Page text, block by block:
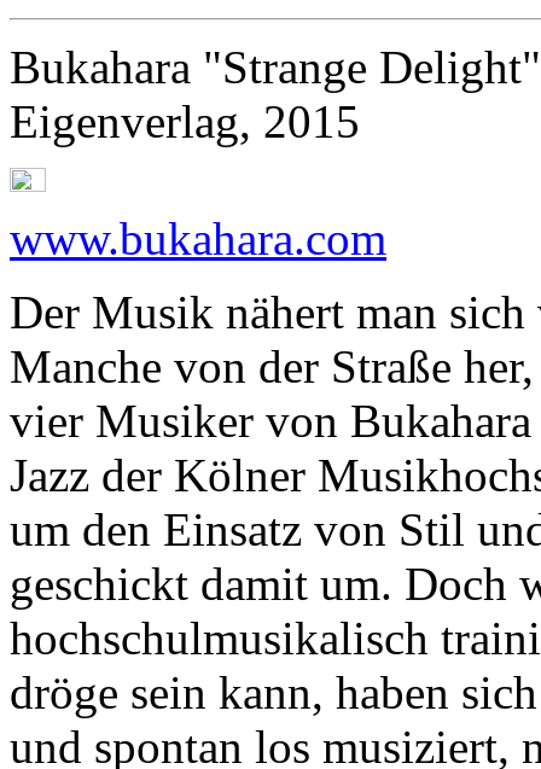
Bukahara "Strange Delight"
Eigenverlag, 2015
www.bukahara.com
Der Musik nähert man
Manche von der Straße
vier Musiker von
Jazz der Kölner
um den Einsatz von Stil
geschickt damit um. Doch
hochschulmusikalisch
dröge sein kann, haben
und spontan los musiziert,